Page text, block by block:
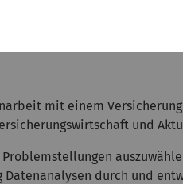
mit einem
und
durch und